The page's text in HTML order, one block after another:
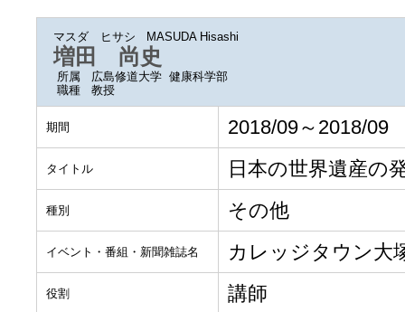
マスダ ヒサシ MASUDA Hisashi
増田 尚史
所属
広島修道大学 健康科学部
職種
教授
期間 2018/09～2018/09
タイトル 日本の世界遺産の
種別 その他
イベント・番組・新聞雑誌名 カレッジタウン大
役割 講師